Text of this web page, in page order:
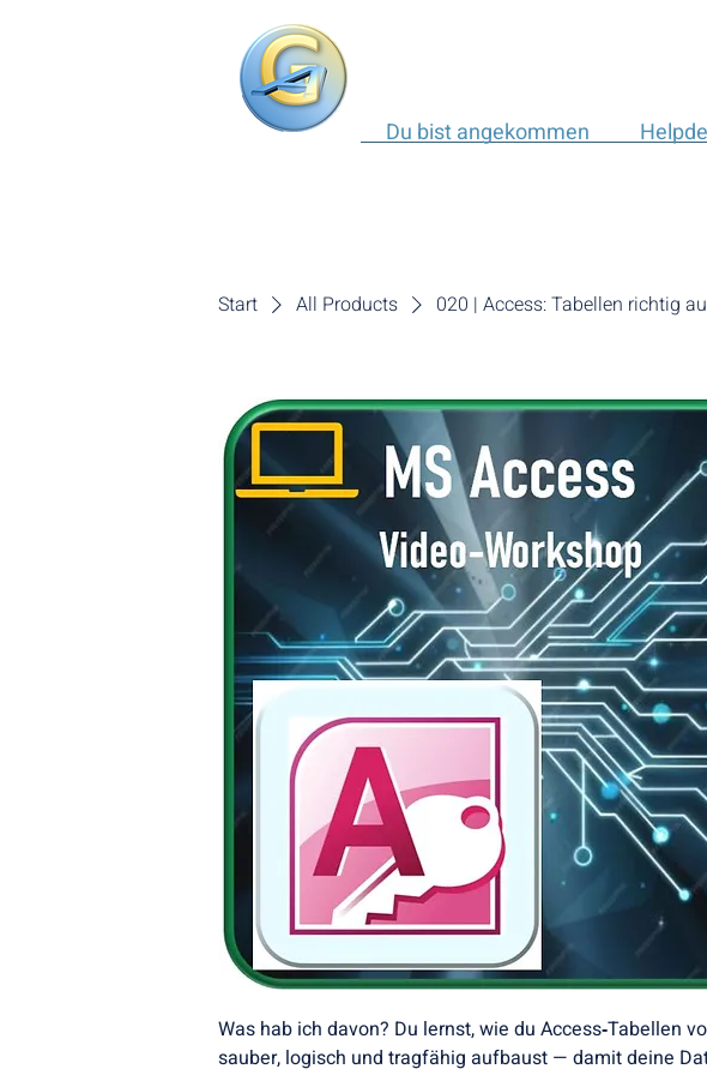
Du bist angekommen
Start All Products 020 | Access: Tabellen richtig
Was hab ich davon? Du lernst, wie du Access‑Tabellen
sauber, logisch und tragfähig aufbaust — damit deine